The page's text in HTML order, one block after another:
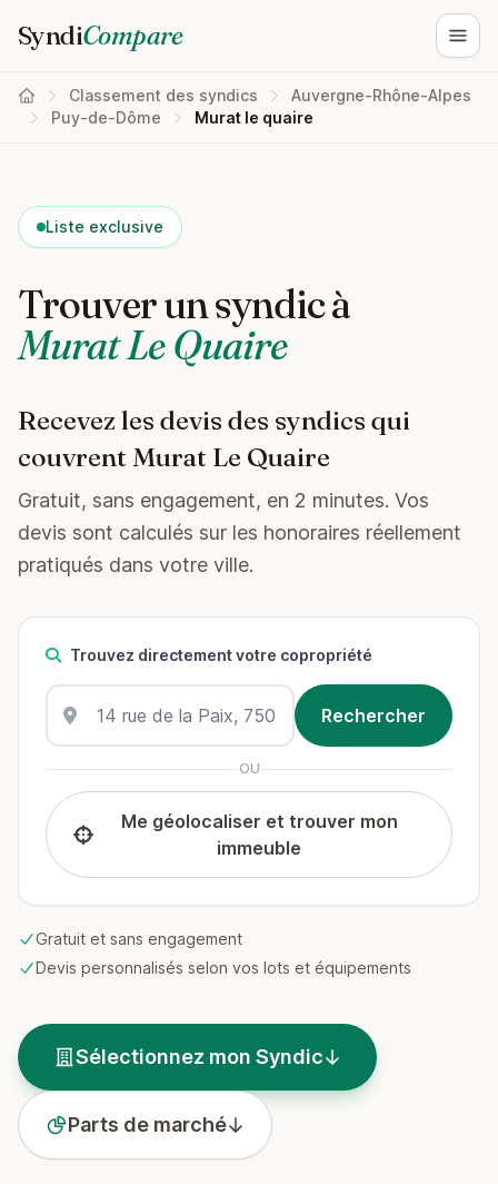
SyndiCompare
Classement des syndics
Auvergne-Rhône-Alpes
Puy-de-Dôme
Murat le quaire
Liste exclusive
Trouver un syndic à
Murat Le Quaire
Recevez les devis des syndics qui
couvrent Murat Le Quaire
Gratuit, sans engagement, en 2 minutes. Vos
devis sont calculés sur les honoraires réellement
pratiqués dans votre ville.
Trouvez directement votre copropriété
OU
Me géolocaliser et trouver mon
immeuble
Gratuit et sans engagement
Devis personnalisés selon vos lots et équipements
Sélectionnez mon Syndic
Parts de marché